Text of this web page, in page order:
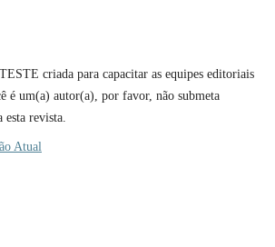
criada para capacitar as equipes editoriais
é um(a) autor(a), por favor, não submeta
revista.
Atual